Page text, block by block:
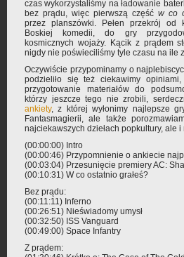
czas wykorzystaliśmy na ładowanie
bez prądu, więc pierwszą część w co
przez planszówki. Pełen przekrój od
Boskiej komedii, do gry
kosmicznych wojaży. Kącik z prądem
nigdy nie poświeciliśmy tyle czasu na ile
Oczywiście przypominamy o
podzieliło się też ciekawimy
przygotowanie materiałów do
którzy jeszcze tego nie zrobili,
ankiety, z której wyłonimy najlepsze
Fantasmagierii, ale także
najciekawszych dziełach popkultury, ale i
(00:00:00) Intro
(00:00:46) Przypomnienie o ankiecie
(00:03:04) Przesunięcie premiery AC:
(00:10:31) W co ostatnio grałeś?
Bez prądu:
(00:11:11) Inferno
(00:26:51) Nieświadomy umysł
(00:32:50) ISS Vanguard
(00:49:00) Space Infantry
Z prądem: